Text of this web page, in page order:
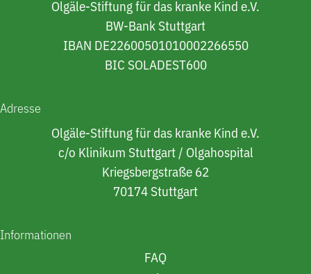
Olgäle-Stiftung für das kranke Kind e.V.
BW-Bank Stuttgart
IBAN DE22600501010002266550
BIC SOLADEST600
Adresse
Olgäle-Stiftung für das kranke Kind e.V.
c/o Klinikum Stuttgart / Olgahospital
Kriegsbergstraße 62
70174 Stuttgart
Informationen
FAQ